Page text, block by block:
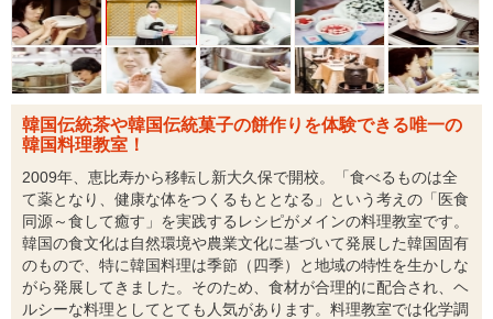
韓国伝統茶や韓国伝統菓子の餅作りを体験できる唯一の
韓国料理教室！
2009年、恵比寿から移転し新大久保で開校。「食べるものは全
て薬となり、健康な体をつくるもととなる」という考えの「医食
同源～食して癒す」を実践するレシピがメインの料理教室です。
韓国の食文化は自然環境や農業文化に基づいて発展した韓国固有
のもので、特に韓国料理は季節（四季）と地域の特性を生かしな
がら発展してきました。そのため、食材が合理的に配合され、ヘ
ルシーな料理としてとても人気があります。料理教室では化学調